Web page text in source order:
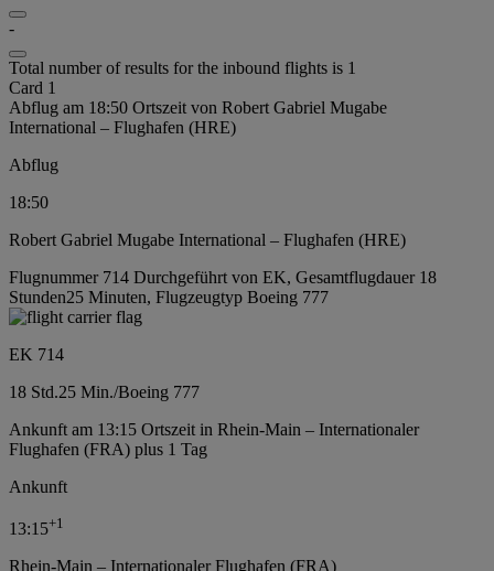
-
Total number of results for the inbound flights is 1
Card 1
Abflug am 18:50 Ortszeit von Robert Gabriel Mugabe
International – Flughafen (HRE)
Abflug
18:50
Robert Gabriel Mugabe International – Flughafen (HRE)
Flugnummer 714 Durchgeführt von EK, Gesamtflugdauer 18
Stunden25 Minuten, Flugzeugtyp Boeing 777
EK 714
18 Std.25 Min./Boeing 777
Ankunft am 13:15 Ortszeit in Rhein-Main – Internationaler
Flughafen (FRA) plus 1 Tag
Ankunft
13:15+1
Rhein-Main – Internationaler Flughafen (FRA)